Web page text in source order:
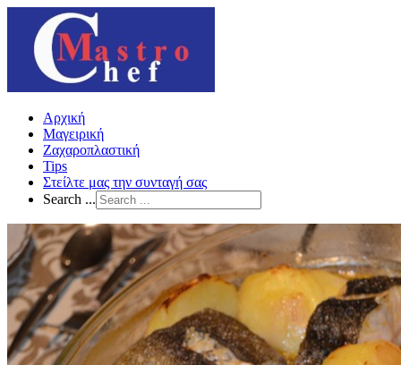
Αρχική
Μαγειρική
Ζαχαροπλαστική
Tips
Στείλτε μας την συνταγή σας
Search ...